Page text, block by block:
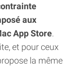
aux
App Store.
et pour ceux
la même